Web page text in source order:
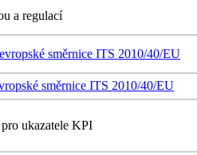
a regulací
evropské směrnice ITS 2010/40/EU
směrnice ITS 2010/40/EU
ukazatele KPI